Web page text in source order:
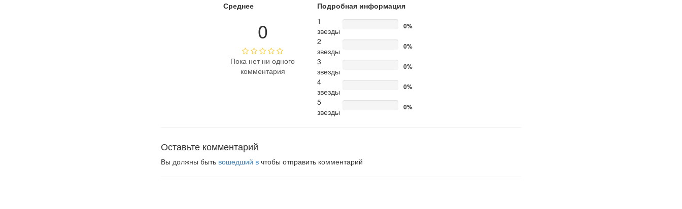
Среднее
0
Пока нет ни одного
комментария
Подробная информация
1
звезды
0%
2
звезды
0%
3
звезды
0%
4
звезды
0%
5
звезды
0%
Оставьте комментарий
Вы должны быть вошедший в чтобы отправить комментарий